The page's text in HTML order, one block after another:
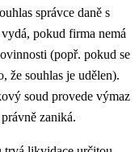
správce daně s
pokud firma nemá
(popř. pokud se
že souhlas je udělen).
soud provede výmaz
zaniká.